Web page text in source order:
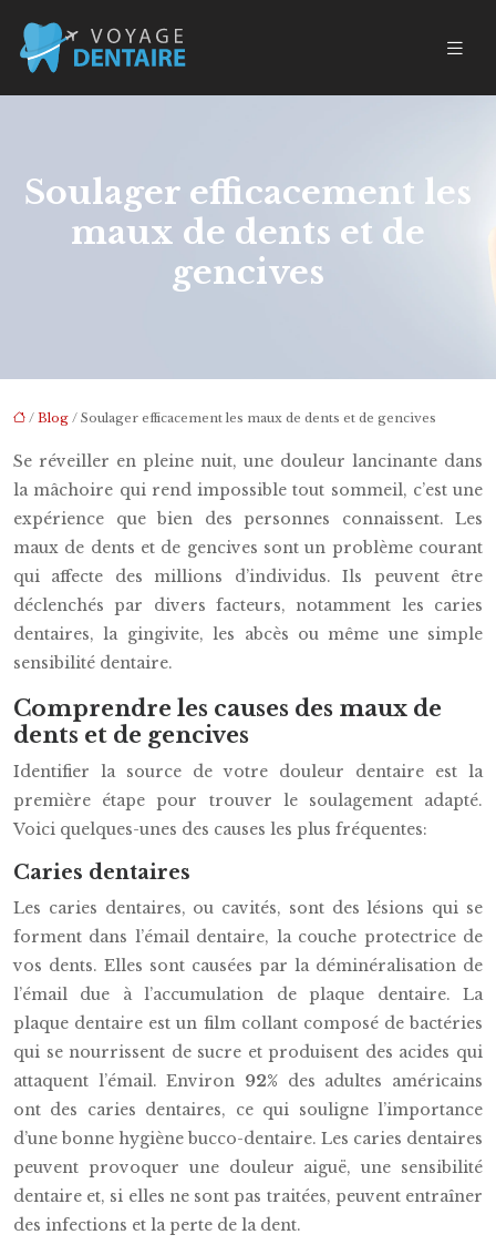
Soulager efficacement les
maux de dents et de
gencives
/ Blog / Soulager efficacement les maux de dents et de gencives
Se réveiller en pleine nuit, une douleur lancinante dans
la mâchoire qui rend impossible tout sommeil, c’est une
expérience que bien des personnes connaissent. Les
maux de dents et de gencives sont un problème courant
qui affecte des millions d’individus. Ils peuvent être
déclenchés par divers facteurs, notamment les caries
dentaires, la gingivite, les abcès ou même une simple
sensibilité dentaire.
Comprendre les causes des maux de
dents et de gencives
Identifier la source de votre douleur dentaire est la
première étape pour trouver le soulagement adapté.
Voici quelques-unes des causes les plus fréquentes:
Caries dentaires
Les caries dentaires, ou cavités, sont des lésions qui se
forment dans l’émail dentaire, la couche protectrice de
vos dents. Elles sont causées par la déminéralisation de
l’émail due à l’accumulation de plaque dentaire. La
plaque dentaire est un film collant composé de bactéries
qui se nourrissent de sucre et produisent des acides qui
attaquent l’émail. Environ 92% des adultes américains
ont des caries dentaires, ce qui souligne l’importance
d’une bonne hygiène bucco-dentaire. Les caries dentaires
peuvent provoquer une douleur aiguë, une sensibilité
dentaire et, si elles ne sont pas traitées, peuvent entraîner
des infections et la perte de la dent.